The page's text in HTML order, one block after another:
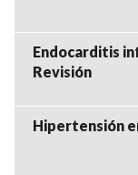
Endocarditis
Revisión
Hipertensión